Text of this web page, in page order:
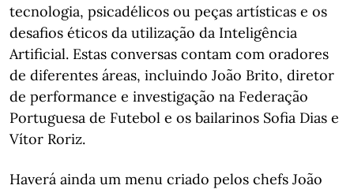
tecnologia, psicadélicos ou peças artísticas e os
desafios éticos da utilização da Inteligência
Artificial. Estas conversas contam com oradores
de diferentes áreas, incluindo João Brito, diretor
de performance e investigação na Federação
Portuguesa de Futebol e os bailarinos Sofia Dias e
Vítor Roriz.
Haverá ainda um menu criado pelos chefs João